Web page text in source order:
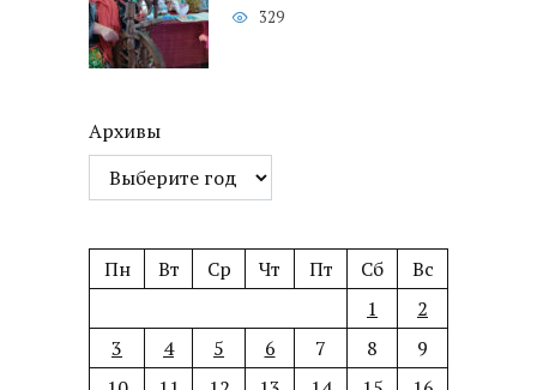
329
Архивы
Пн Вт Ср Чт Пт Сб
Вс
1
2
3
4 5 6 7 8
9